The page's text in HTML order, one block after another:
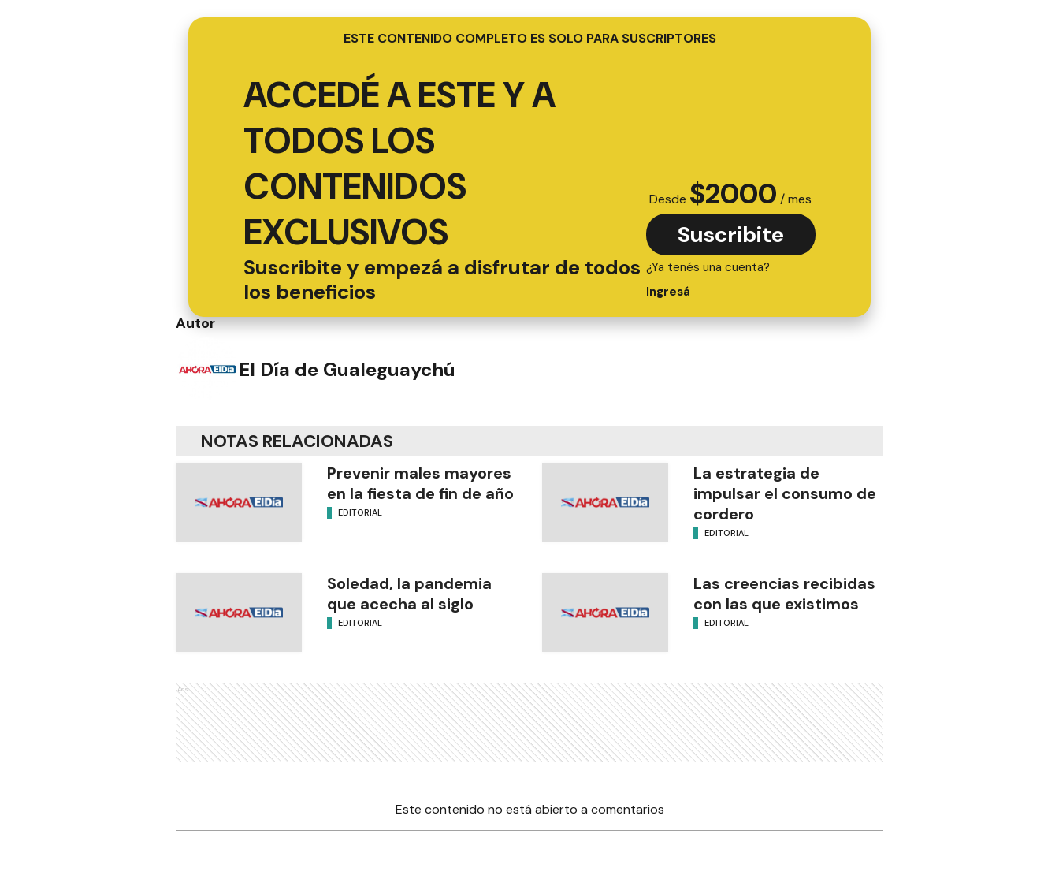
ESTE CONTENIDO COMPLETO ES SOLO PARA SUSCRIPTORES
ACCEDÉ A ESTE Y A
TODOS LOS
CONTENIDOS
EXCLUSIVOS
Suscribite y empezá a disfrutar de todos
los beneficios
Desde $2000 / mes
Suscribite
¿Ya tenés una cuenta?
Ingresá
Autor
El Día de Gualeguaychú
NOTAS RELACIONADAS
Prevenir males mayores
en la fiesta de fin de año
EDITORIAL
La estrategia de
impulsar el consumo de
cordero
EDITORIAL
Soledad, la pandemia
que acecha al siglo
EDITORIAL
Las creencias recibidas
con las que existimos
EDITORIAL
Ads
Este contenido no está abierto a comentarios